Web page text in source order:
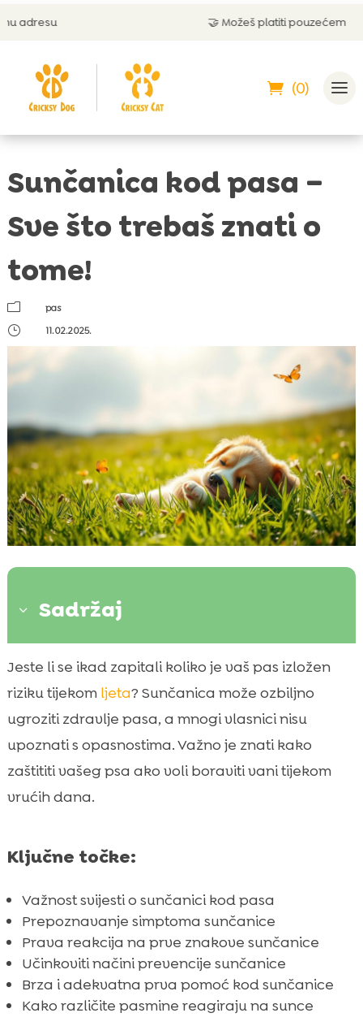
🤝 Možeš platiti pouzećem
(0)
Sunčanica kod pasa –
Sve što trebaš znati o
tome!
m
pas
}
11.02.2025.
3 Sadržaj
 Što je sunčanica kod pasa?
 Uzroci sunčanice kod pasa
 Simptomi sunčanice kod pasa
 Kako prepoznati početak sunčanice?
 Prva pomoć kod sunčanice
 Liječenje sunčanice kod pasa
Proizvodi za pomoć kod sunčanice
CricksyDog hrana za pse
 Sunčanica kod kućnih ljubimaca – posebni
slučajevi
 Važnost redovitih veterinarskih pregleda
 Zaključak
FAQ
Jeste li se ikad zapitali koliko je vaš pas izložen
riziku tijekom ljeta? Sunčanica može ozbiljno
ugroziti zdravlje pasa, a mnogi vlasnici nisu
upoznati s opasnostima. Važno je znati kako
zaštititi vašeg psa ako voli boraviti vani tijekom
vrućih dana.
Ključne točke:
Važnost svijesti o sunčanici kod pasa
Prepoznavanje simptoma sunčanice
Prava reakcija na prve znakove sunčanice
Učinkoviti načini prevencije sunčanice
Brza i adekvatna prva pomoć kod sunčanice
Kako različite pasmine reagiraju na sunce